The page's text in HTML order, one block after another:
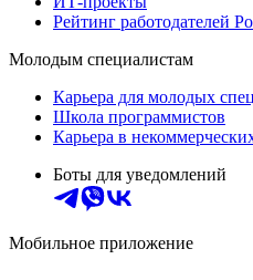
Рейтинг работодателей
Молодым специалистам
Карьера для молодых
Школа программистов
Карьера в
Боты для уведомлений
Мобильное приложение